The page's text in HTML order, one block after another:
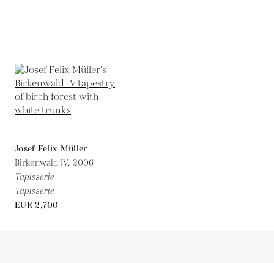
Josef Felix Müller
Birkenwald IV, 2006
Tapisserie
Tapisserie
EUR 2,700